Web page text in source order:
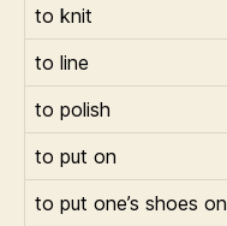
to knit
to line
to polish
to put on
to put one’s shoes on